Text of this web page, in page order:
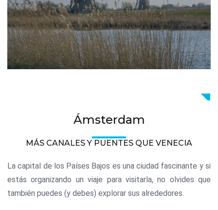
Ámsterdam
MÁS CANALES Y PUENTES QUE VENECIA
La capital de los Países Bajos es una ciudad fascinante y si
estás organizando un viaje para visitarla, no olvides que
también puedes (y debes) explorar sus alrededores.